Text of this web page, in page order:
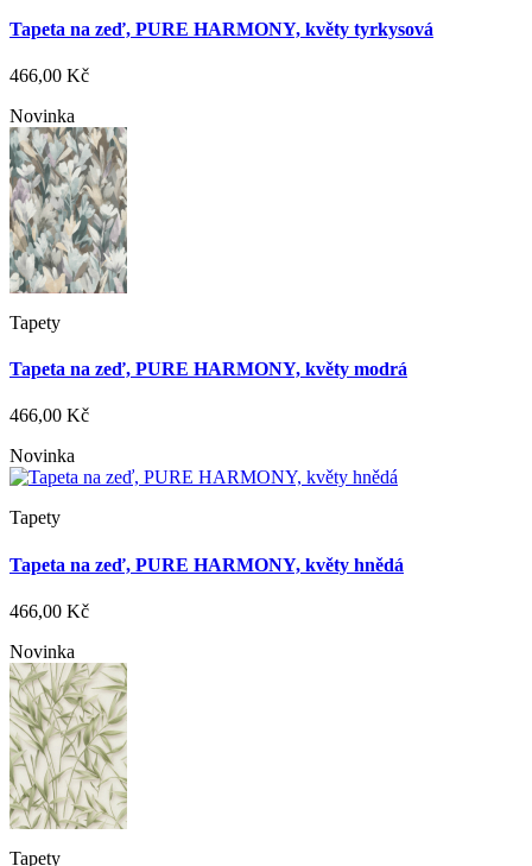
Tapeta na zeď, PURE HARMONY, květy tyrkysová
466,00 Kč
Novinka
Tapety
Tapeta na zeď, PURE HARMONY, květy modrá
466,00 Kč
Novinka
Tapety
Tapeta na zeď, PURE HARMONY, květy hnědá
466,00 Kč
Novinka
Tapety